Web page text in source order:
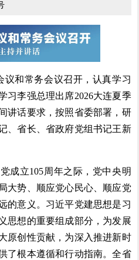
和常务会议召开，认真学习
习李强总理出席2026大连夏季
讲话要求，按照省委部署，研
、省长、省政府党组书记王新
立105周年之际，党中央明
大势、顺应党心民心、顺应党
的意义。习近平党建思想是习
思想的重要组成部分，为发展
原创性贡献，为深入推进新时
了根本遵循和行动指南。全省